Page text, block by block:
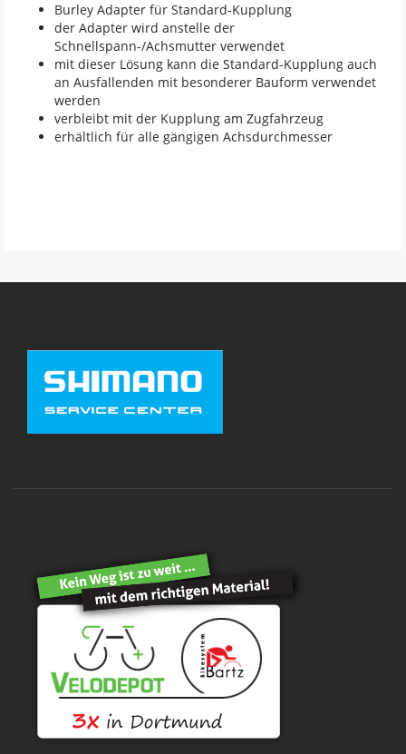
Burley Adapter für Standard-Kupplung
der Adapter wird anstelle der
Schnellspann-/Achsmutter verwendet
mit dieser Lösung kann die Standard-Kupplung auch
an Ausfallenden mit besonderer Bauform verwendet
werden
verbleibt mit der Kupplung am Zugfahrzeug
erhältlich für alle gängigen Achsdurchmesser